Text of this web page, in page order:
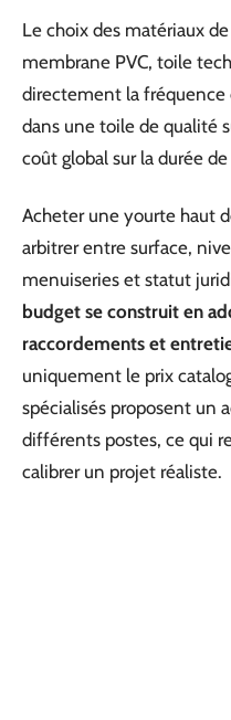
Le choix des matériaux
membrane PVC, toile
directement la
dans une toile de qualité
coût global sur la durée
Acheter une yourte haut
arbitrer entre surface,
menuiseries et statut
budget se construit en
raccordements et
uniquement le prix
spécialisés proposent un
différents postes, ce qui
calibrer un projet réaliste.